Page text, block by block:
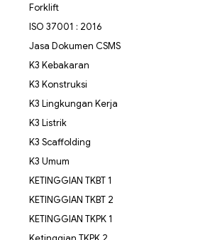
Forklift
ISO 37001 : 2016
Jasa Dokumen CSMS
K3 Kebakaran
K3 Konstruksi
K3 Lingkungan Kerja
K3 Listrik
K3 Scaffolding
K3 Umum
KETINGGIAN TKBT 1
KETINGGIAN TKBT 2
KETINGGIAN TKPK 1